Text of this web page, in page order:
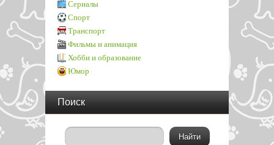
Сериалы
Спорт
Транспорт
Фильмы и анимация
Хобби и образование
Юмор
Поиск